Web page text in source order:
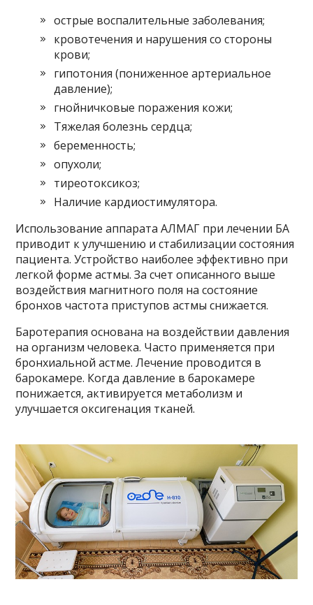
острые воспалительные заболевания;
кровотечения и нарушения со стороны
крови;
гипотония (пониженное артериальное
давление);
гнойничковые поражения кожи;
Тяжелая болезнь сердца;
беременность;
опухоли;
тиреотоксикоз;
Наличие кардиостимулятора.
Использование аппарата АЛМАГ при лечении БА
приводит к улучшению и стабилизации состояния
пациента. Устройство наиболее эффективно при
легкой форме астмы. За счет описанного выше
воздействия магнитного поля на состояние
бронхов частота приступов астмы снижается.
Баротерапия основана на воздействии давления
на организм человека. Часто применяется при
бронхиальной астме. Лечение проводится в
барокамере. Когда давление в барокамере
понижается, активируется метаболизм и
улучшается оксигенация тканей.